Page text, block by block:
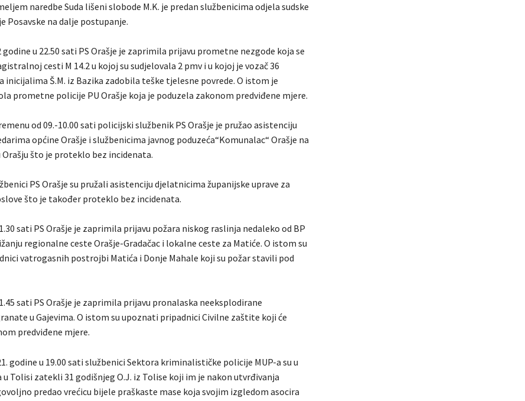
naredbe Suda lišeni slobode M.K. je predan službenicima odjela sudske
Posavske na dalje postupanje.
godine u 22.50 sati PS Orašje je zaprimila prijavu prometne nezgode koja se
cesti M 14.2 u kojoj su sudjelovala 2 pmv i u kojoj je vozač 36
inicijalima Š.M. iz Bazika zadobila teške tjelesne povrede. O istom je
prometne policije PU Orašje koja je poduzela zakonom predviđene mjere.
od 09.-10.00 sati policijski službenik PS Orašje je pružao asistenciju
općine Orašje i službenicima javnog poduzeća“Komunalac“ Orašje na
što je proteklo bez incidenata.
PS Orašje su pružali asistenciju djelatnicima županijske uprave za
što je također proteklo bez incidenata.
sati PS Orašje je zaprimila prijavu požara niskog raslinja nedaleko od BP
regionalne ceste Orašje-Gradačac i lokalne ceste za Matiće. O istom su
vatrogasnih postrojbi Matića i Donje Mahale koji su požar stavili pod
sati PS Orašje je zaprimila prijavu pronalaska neeksplodirane
u Gajevima. O istom su upoznati pripadnici Civilne zaštite koji će
predviđene mjere.
godine u 19.00 sati službenici Sektora kriminalističke policije MUP-a su u
u Tolisi zatekli 31 godišnjeg O.J. iz Tolise koji im je nakon utvrđivanja
predao vrećicu bijele praškaste mase koja svojim izgledom asocira